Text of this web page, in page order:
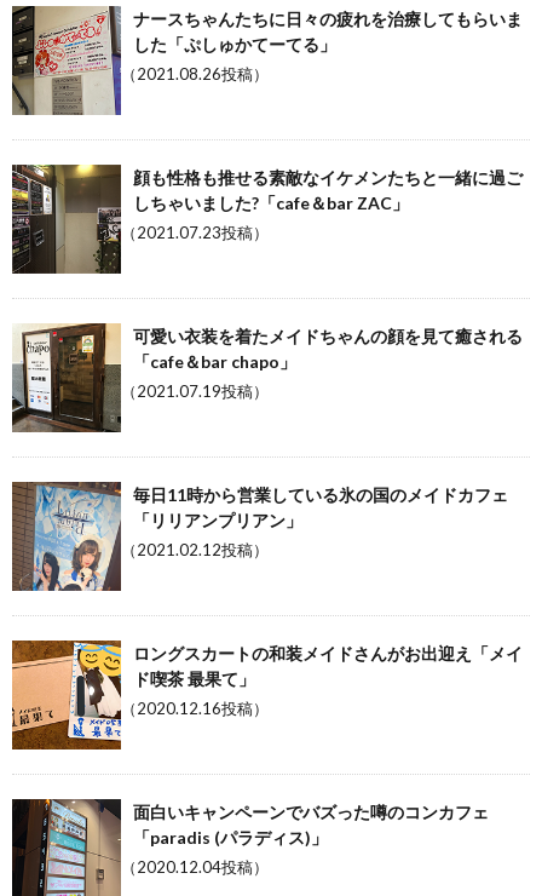
ナースちゃんたちに日々の疲れを治療してもらいま
した「ぷしゅかてーてる」
（2021.08.26投稿）
顔も性格も推せる素敵なイケメンたちと一緒に過ご
しちゃいました?「cafe＆bar ZAC」
（2021.07.23投稿）
可愛い衣装を着たメイドちゃんの顔を見て癒される
「cafe＆bar chapo」
（2021.07.19投稿）
毎日11時から営業している氷の国のメイドカフェ
「リリアンプリアン」
（2021.02.12投稿）
ロングスカートの和装メイドさんがお出迎え「メイ
ド喫茶 最果て」
（2020.12.16投稿）
面白いキャンペーンでバズった噂のコンカフェ
「paradis (パラディス)」
（2020.12.04投稿）